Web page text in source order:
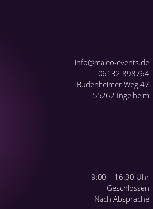
info@maleo-events.de
06132 898764
Budenheimer Weg 47
55262 Ingelheim
9:00 – 16:30 Uhr
Geschlossen
Nach Absprache